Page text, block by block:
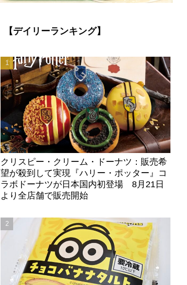
【デイリーランキング】
クリスピー・クリーム・ドーナツ：販売希
望が殺到して実現『ハリー・ポッター』コ
ラボドーナツが日本国内初登場 8月21日
より全店舗で販売開始